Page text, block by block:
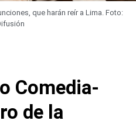
que harán reír a Lima. Foto:
Comedia-
de la